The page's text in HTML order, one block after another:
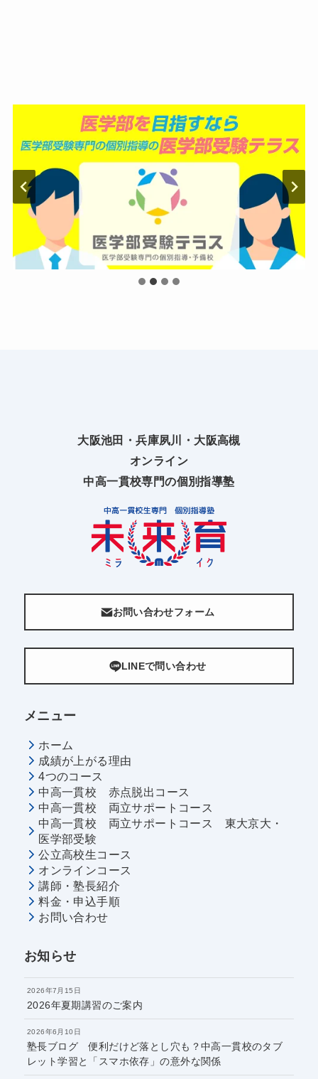
大阪池田・兵庫夙川・大阪高槻
オンライン
中高一貫校専門の個別指導塾
お問い合わせフォーム
LINEで問い合わせ
メニュー
ホーム
成績が上がる理由
4つのコース
中高一貫校 赤点脱出コース
中高一貫校 両立サポートコース
中高一貫校 両立サポートコース 東大京大・
医学部受験
公立高校生コース
オンラインコース
講師・塾長紹介
料金・申込手順
お問い合わせ
お知らせ
2026年7月15日
2026年夏期講習のご案内
2026年6月10日
塾長ブログ 便利だけど落とし穴も？中高一貫校のタブ
レット学習と「スマホ依存」の意外な関係